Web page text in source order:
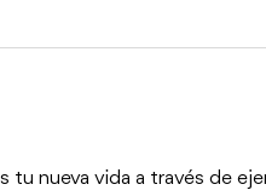
tu nueva vida a través de